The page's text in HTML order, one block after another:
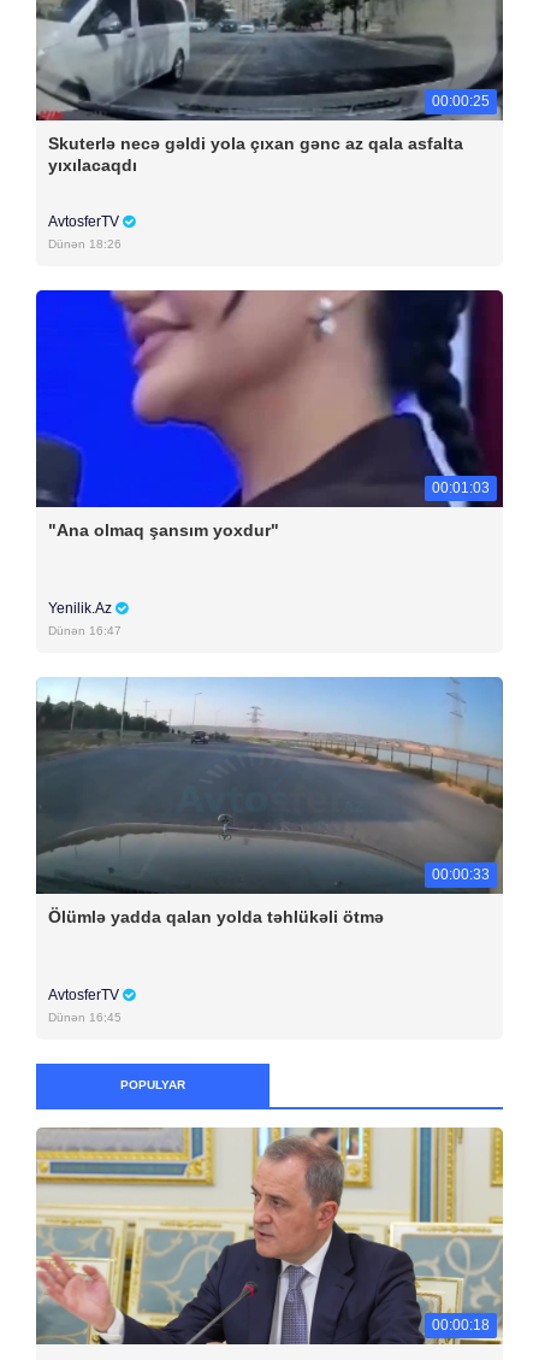
00:00:25
Skuterlə necə gəldi yola çıxan gənc az qala asfalta
yıxılacaqdı
AvtosferTV
Dünən 18:26
00:01:03
"Ana olmaq şansım yoxdur"
Yenilik.Az
Dünən 16:47
00:00:33
Ölümlə yadda qalan yolda təhlükəli ötmə
AvtosferTV
Dünən 16:45
POPULYAR
00:00:18